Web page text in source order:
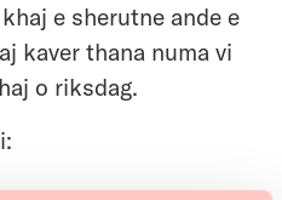
e sherutne ande e
kaver thana numa vi
o riksdag.